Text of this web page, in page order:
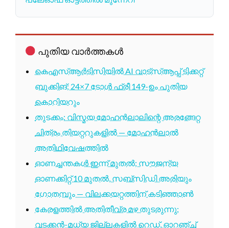
പുതിയ വാർത്തകൾ
കെഎസ്ആർടിസിയിൽ AI വാട്സ്ആപ്പ് ടിക്കറ്റ്
ബുക്കിങ്; 24×7 ടോൾ ഫ്രീ 149-ഉം പുതിയ
കൊറിയറും
തുടക്കം: വിസ്മയ മോഹൻലാലിന്റെ അരങ്ങേറ്റ
ചിത്രം തിയറ്ററുകളിൽ — മോഹൻലാൽ
അതിഥിവേഷത്തിൽ
ഓണച്ചന്തകൾ ഇന്ന് മുതൽ; സൗജന്യ
ഓണക്കിറ്റ് 10 മുതൽ, സബ്സിഡി അരിയും
ഗോതമ്പും — വിലക്കയറ്റത്തിന് കടിഞ്ഞാൺ
കേരളത്തിൽ അതിതീവ്ര മഴ തുടരുന്നു;
വടക്കൻ-മധ്യ ജില്ലകളിൽ റെഡ്, ഓറഞ്ച്